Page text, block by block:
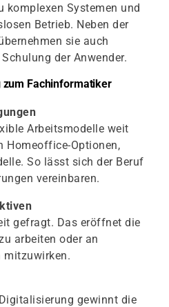
komplexen Systemen und
Betrieb. Neben der
sie auch
der Anwender.
zum Fachinformatiker
Arbeitsmodelle weit
Homeoffice-Optionen,
So lässt sich der Beruf
vereinbaren.
gefragt. Das eröffnet die
arbeiten oder an
mitzuwirken.
gewinnt die